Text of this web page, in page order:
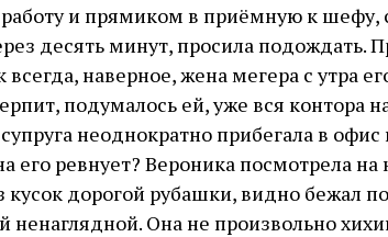
и прямиком в приёмную к шефу,
десять минут, просила подождать.
всегда, наверное, жена мегера с утра
подумалось ей, уже вся контора
супруга неоднократно прибегала в
его ревнует? Вероника посмотрела
кусок дорогой рубашки, видно бежал
ненаглядной. Она не произвольно